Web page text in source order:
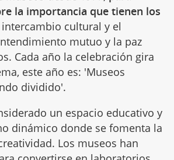
la importancia que tienen los
cultural y el
mutuo y la paz
Cada año la celebración gira
este año es: 'Museos
dividido'.
un espacio educativo y
dinámico donde se fomenta la
Los museos han